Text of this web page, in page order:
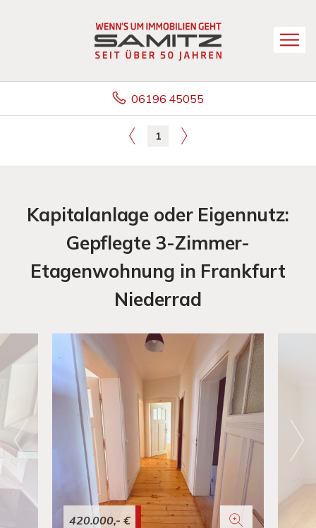
06196 45055
1
Kapitalanlage oder Eigennutz:
Gepflegte 3-Zimmer-
Etagenwohnung in Frankfurt
Niederrad
420.000,- €